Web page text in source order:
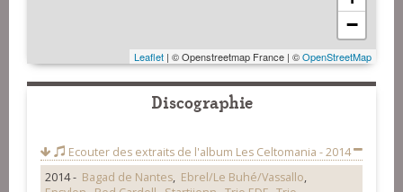
−
Leaflet | © Openstreetmap France | ©OpenStreetMap
Discographie
Ecouter des extraits de l'album Les Celtomania - 2014
2014 - Bagad de Nantes, Ebrel/Le Buhé/Vassallo,